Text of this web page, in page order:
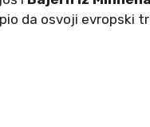
da osvoji evropski